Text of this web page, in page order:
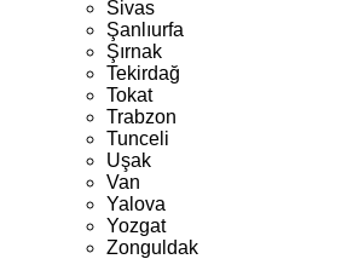
Sivas
Şanlıurfa
Şırnak
Tekirdağ
Tokat
Trabzon
Tunceli
Uşak
Van
Yalova
Yozgat
Zonguldak